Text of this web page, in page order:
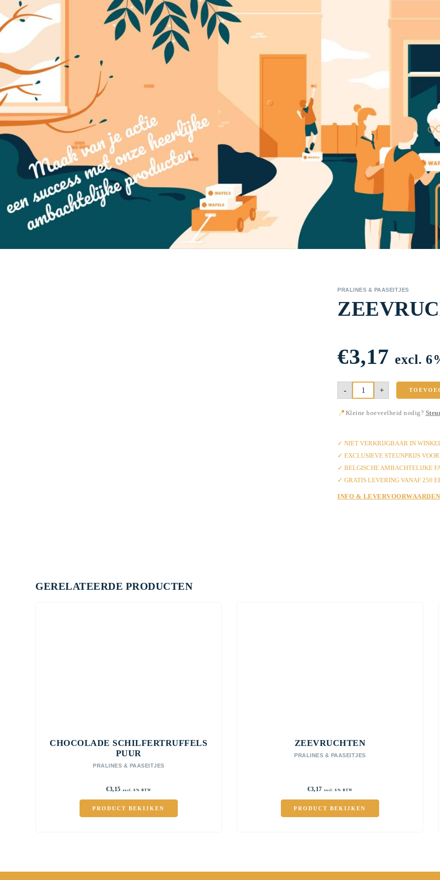
PRALINES & PAASEITJES
€3,17 excl.
-
Zeevruchten
250g
aantal
+
📍 Kleine hoeveelheid nodig?
✓ NIET VERKRIJGBAAR IN
✓ EXCLUSIEVE STEUNPRIJS
✓ BELGISCHE AMBACHTELIJKE
✓ GRATIS LEVERING VANAF 250
INFO & LEVERVOORWAARDEN
GERELATEERDE PRODUCTEN
CHOCOLADE SCHILFERTRUFFELS
PUUR
PRALINES & PAASEITJES
€3,15 excl. 6% BTW
PRODUCT BEKIJKEN
ZEEVRUCHTEN
PRALINES & PAASEITJES
€3,17 excl. 6% BTW
PRODUCT BEKIJKEN